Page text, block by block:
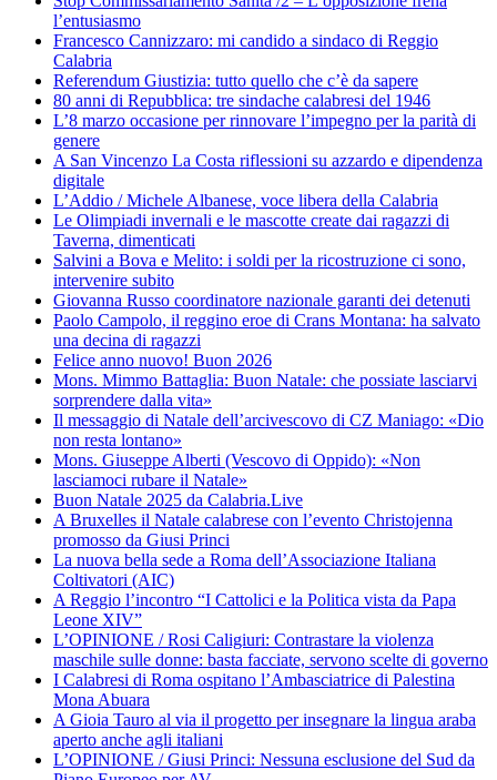
l’entusiasmo
Francesco Cannizzaro: mi candido a sindaco di Reggio
Calabria
Referendum Giustizia: tutto quello che c’è da sapere
80 anni di Repubblica: tre sindache calabresi del 1946
L’8 marzo occasione per rinnovare l’impegno per la parità di
genere
A San Vincenzo La Costa riflessioni su azzardo e dipendenza
digitale
L’Addio / Michele Albanese, voce libera della Calabria
Le Olimpiadi invernali e le mascotte create dai ragazzi di
Taverna, dimenticati
Salvini a Bova e Melito: i soldi per la ricostruzione ci sono,
intervenire subito
Giovanna Russo coordinatore nazionale garanti dei detenuti
Paolo Campolo, il reggino eroe di Crans Montana: ha salvato
una decina di ragazzi
Felice anno nuovo! Buon 2026
Mons. Mimmo Battaglia: Buon Natale: che possiate lasciarvi
sorprendere dalla vita»
Il messaggio di Natale dell’arcivescovo di CZ Maniago: «Dio
non resta lontano»
Mons. Giuseppe Alberti (Vescovo di Oppido): «Non
lasciamoci rubare il Natale»
Buon Natale 2025 da Calabria.Live
A Bruxelles il Natale calabrese con l’evento Christojenna
promosso da Giusi Princi
La nuova bella sede a Roma dell’Associazione Italiana
Coltivatori (AIC)
A Reggio l’incontro “I Cattolici e la Politica vista da Papa
Leone XIV”
L’OPINIONE / Rosi Caligiuri: Contrastare la violenza
maschile sulle donne: basta facciate, servono scelte di governo
I Calabresi di Roma ospitano l’Ambasciatrice di Palestina
Mona Abuara
A Gioia Tauro al via il progetto per insegnare la lingua araba
aperto anche agli italiani
L’OPINIONE / Giusi Princi: Nessuna esclusione del Sud da